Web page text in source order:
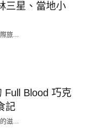
三星、當地小
旅...
Full Blood 巧克
記
滋...